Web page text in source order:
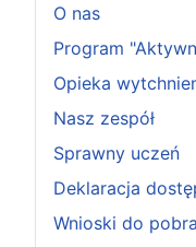
O nas
Program
Opieka
Nasz zespół
Sprawny uczeń
Deklaracja
Wnioski do